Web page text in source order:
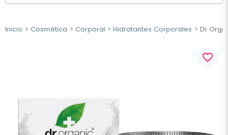
Inicio Cosmética Corporal Hidratantes Corporales Dr
favorite_border